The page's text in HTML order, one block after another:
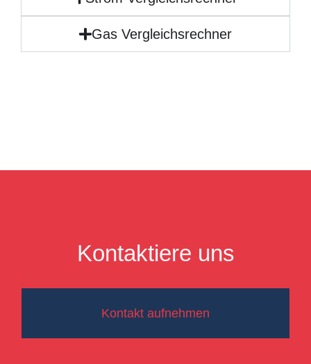
Gas Vergleichsrechner
Kontaktiere uns
Kontakt aufnehmen